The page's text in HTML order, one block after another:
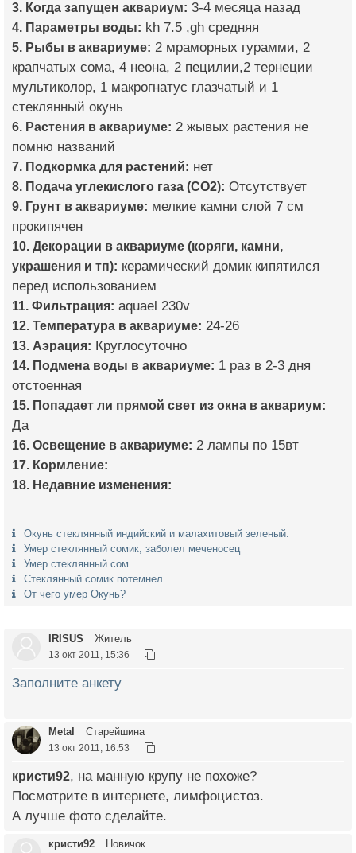
3. Когда запущен аквариум: 3-4 месяца назад
4. Параметры воды: kh 7.5 ,gh средняя
5. Рыбы в аквариуме: 2 мраморных гурамми, 2
крапчатых сома, 4 неона, 2 пецилии,2 тернеции
мультиколор, 1 макрогнатус глазчатый и 1
стеклянный окунь
6. Растения в аквариуме: 2 жывых растения не
помню названий
7. Подкормка для растений: нет
8. Подача углекислого газа (CO2): Отсутствует
9. Грунт в аквариуме: мелкие камни слой 7 см
прокипячен
10. Декорации в аквариуме (коряги, камни,
украшения и тп): керамический домик кипятился
перед использованием
11. Фильтрация: aquael 230v
12. Температура в аквариуме: 24-26
13. Аэрация: Круглосуточно
14. Подмена воды в аквариуме: 1 раз в 2-3 дня
отстоенная
15. Попадает ли прямой свет из окна в аквариум:
Да
16. Освещение в аквариуме: 2 лампы по 15вт
17. Кормление:
18. Недавние изменения:
Окунь стеклянный индийский и малахитовый зеленый.
Умер стеклянный сомик, заболел меченосец
Умер стеклянный сом
Стеклянный сомик потемнел
От чего умер Окунь?
IRISUS Житель
13 окт 2011, 15:36
Заполните анкету
Metal Старейшина
13 окт 2011, 16:53
кристи92, на манную крупу не похоже?
Посмотрите в интернете, лимфоцистоз.
А лучше фото сделайте.
кристи92 Новичок